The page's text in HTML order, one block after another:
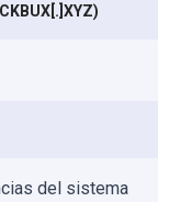
del sistema